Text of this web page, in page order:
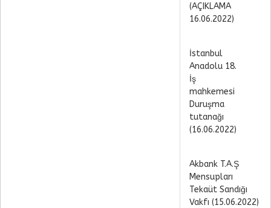
(AÇIKLAMA
16.06.2022)
İstanbul
Anadolu 18.
İş
mahkemesi
Duruşma
tutanağı
(16.06.2022)
Akbank T.A.Ş
Mensupları
Tekaüt Sandığı
Vakfı (15.06.2022)